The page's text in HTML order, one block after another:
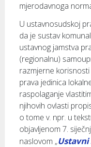
mjerodavnoga
U ustavnosudskoj
da je sustav
ustavnog jamstva
(regionalnu)
razmjerne
prava jedinica
raspolaganje
njihovih ovlasti
o tome v. npr. u
objavljenom 7.
naslovom „Ustavni